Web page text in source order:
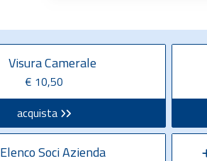
Visura Camerale
€ 10,50
acquista
Elenco Soci Azienda